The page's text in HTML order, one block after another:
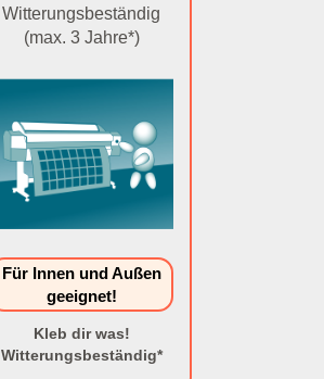
Witterungsbeständig
(max. 3 Jahre*)
Für Innen und Außen
geeignet!
Kleb dir was!
Witterungsbeständig*